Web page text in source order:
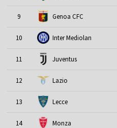
9 Genoa CFC
10 Inter Mediolan
11 Juventus
12 Lazio
13 Lecce
14 Monza